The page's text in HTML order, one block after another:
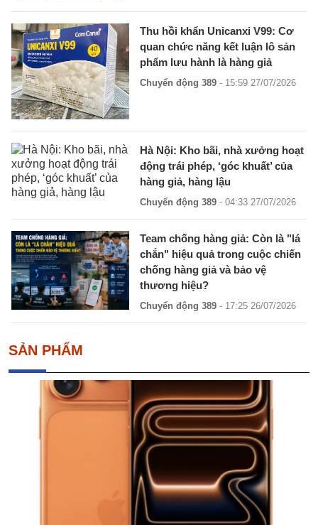
Thu hồi khẩn Unicanxi V99: Cơ
quan chức năng kết luận lô sản
phẩm lưu hành là hàng giả
Chuyển động 389 - 15:59 27/07/2026
Hà Nội: Kho bãi, nhà xưởng hoạt
động trái phép, ‘góc khuất’ của
hàng giả, hàng lậu
Chuyển động 389 - 04:33 27/07/2026
Team chống hàng giả: Còn là "lá
chắn" hiệu quả trong cuộc chiến
chống hàng giả và bảo vệ
thương hiệu?
Chuyển động 389 - 17:25 26/07/2026
SẢN PHẨM